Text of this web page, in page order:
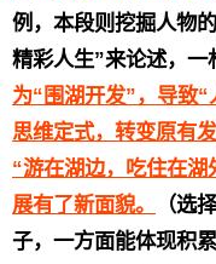
例，本段则挖掘人物
精彩人生”来论述，一
为“围湖开发”，导致
思维定式，转变原有
“游在湖边，吃住在
展有了新面貌。
（选
子，一方面能体现积